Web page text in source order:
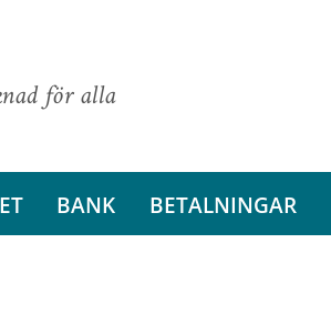
för alla
BANK BETALNINGAR